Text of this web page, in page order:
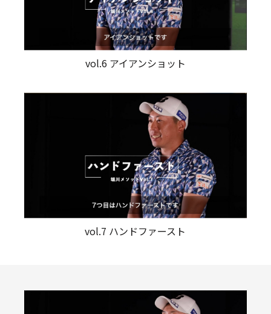
vol.6 アイアンショット
vol.7 ハンドファースト